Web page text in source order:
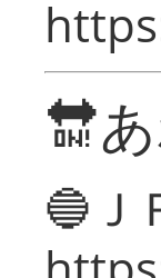
🔛
🔵Ｊ